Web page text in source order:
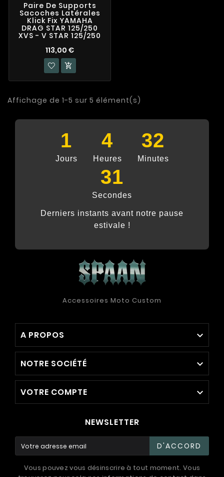
Paire De Supports
Sacoches Latérales
Klick Fix YAMAHA
DRAG STAR 125/250
XVS - V STAR 125/250
113,00 €

Affichage de 1-5 sur 5 élément(s)
1
Jours
4
Heures
32
Minutes
31
Secondes
Derniers instants avant notre pause
estivale !
Accessoires Moto Custom
A PROPOS 
NOTRE SOCIÉTÉ 
VOTRE COMPTE 
NEWSLETTER
D'ACCORD
Vous pouvez vous désinscrire à tout moment. Vous